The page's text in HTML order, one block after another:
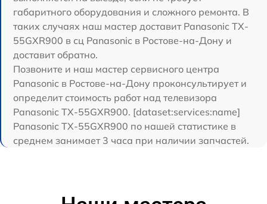
габаритного оборудования и сложного ремонта. В
таких случаях наш мастер доставит Panasonic TX-
55GXR900 в сц Panasonic в Ростове-на-Дону и
доставит обратно.
Позвоните и наш мастер сервисного центра
Panasonic в Ростове-на-Дону проконсультирует и
определит стоимость работ над телевизора
Panasonic TX-55GXR900. [dataset:services:name]
Panasonic TX-55GXR900 по нашей статистике в
среднем занимает 3 часа при наличии запчастей.